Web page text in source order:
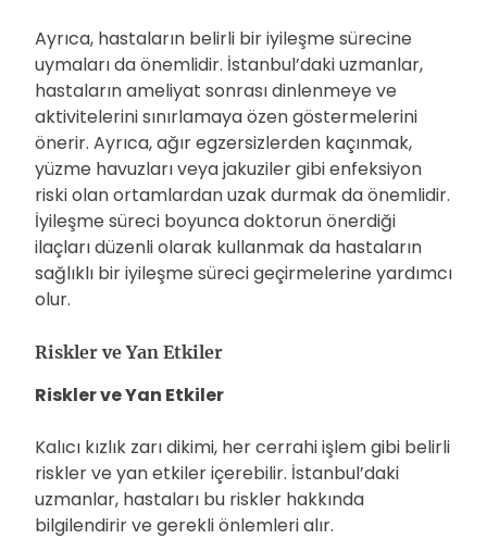
Ayrıca, hastaların belirli bir iyileşme sürecine
uymaları da önemlidir. İstanbul’daki uzmanlar,
hastaların ameliyat sonrası dinlenmeye ve
aktivitelerini sınırlamaya özen göstermelerini
önerir. Ayrıca, ağır egzersizlerden kaçınmak,
yüzme havuzları veya jakuziler gibi enfeksiyon
riski olan ortamlardan uzak durmak da önemlidir.
İyileşme süreci boyunca doktorun önerdiği
ilaçları düzenli olarak kullanmak da hastaların
sağlıklı bir iyileşme süreci geçirmelerine yardımcı
olur.
Riskler ve Yan Etkiler
Riskler ve Yan Etkiler
Kalıcı kızlık zarı dikimi, her cerrahi işlem gibi belirli
riskler ve yan etkiler içerebilir. İstanbul’daki
uzmanlar, hastaları bu riskler hakkında
bilgilendirir ve gerekli önlemleri alır.